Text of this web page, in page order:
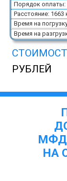
Порядок оплаты:
Расстояние: 1663
Время на
Время на
РУБЛЕЙ
НА